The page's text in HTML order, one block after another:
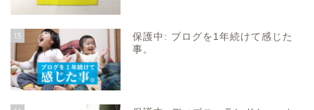
13
保護中: ブログを1年続けて感じた
事。